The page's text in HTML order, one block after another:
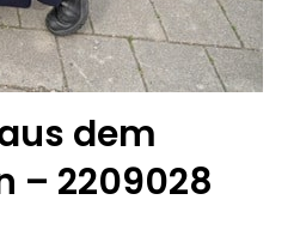
dem
– 2209028